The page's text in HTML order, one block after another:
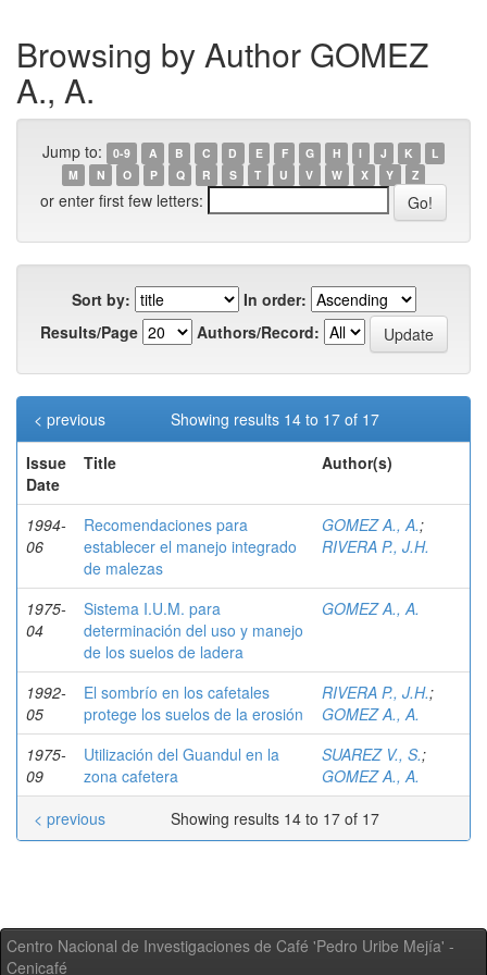
Browsing by Author GOMEZ
A., A.
Jump to: 0-9 A B C D E F G H I J K
L
M
N O P Q R S T U V W X Y Z
or enter first few letters:
Sort by:
In order:
Results/Page
Authors/Record:
Showing results 14 to 17 of 17
< previous
Issue
Date
Title Author(s)
1994-
06
Recomendaciones para
establecer el manejo integrado
de malezas
GOMEZ A., A.;
RIVERA P., J.H.
1975-
04
Sistema I.U.M. para
determinación del uso y manejo
de los suelos de ladera
GOMEZ A., A.
1992-
05
El sombrío en los cafetales
protege los suelos de la erosión
RIVERA P., J.H.;
GOMEZ A., A.
1975-
09
Utilización del Guandul en la
zona cafetera
SUAREZ V., S.;
GOMEZ A., A.
Showing results 14 to 17 of 17
< previous
Centro Nacional de Investigaciones de Café 'Pedro Uribe Mejía' -
Cenicafé